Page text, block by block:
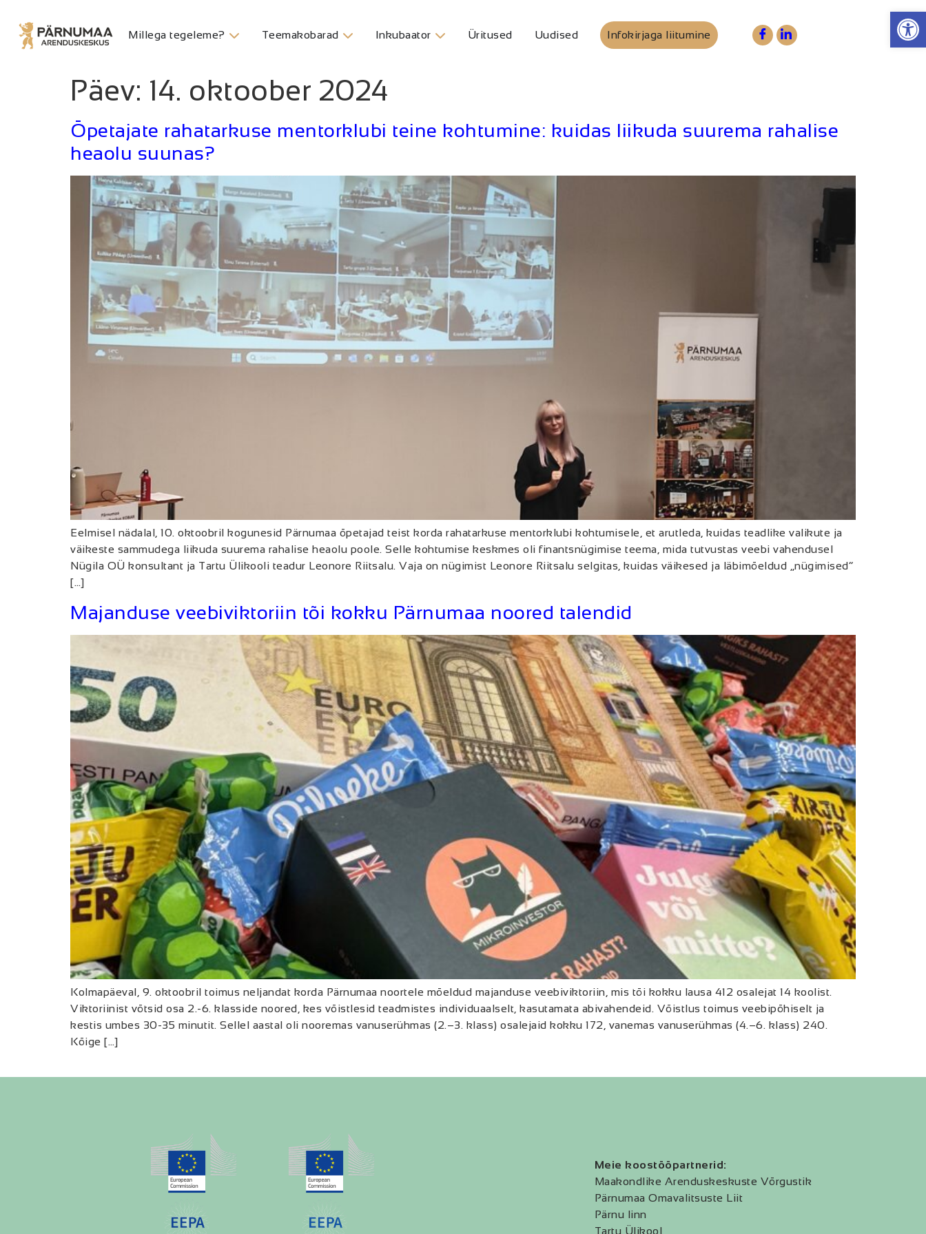
Millega tegeleme? Teemakobarad Inkubaator Üritused Uudised Infokirjaga liitumine
Päev: 14. oktoober 2024
Õpetajate rahatarkuse mentorklubi teine kohtumine: kuidas liikuda suurema rahalise
heaolu suunas?
Eelmisel nädalal, 10. oktoobril kogunesid Pärnumaa õpetajad teist korda rahatarkuse mentorklubi kohtumisele, et arutleda, kuidas teadlike valikute ja
väikeste sammudega liikuda suurema rahalise heaolu poole. Selle kohtumise keskmes oli finantsnügimise teema, mida tutvustas veebi vahendusel
Nügila OÜ konsultant ja Tartu Ülikooli teadur Leonore Riitsalu. Vaja on nügimist Leonore Riitsalu selgitas, kuidas väikesed ja läbimõeldud „nügimised”
[…]
Majanduse veebiviktoriin tõi kokku Pärnumaa noored talendid
Kolmapäeval, 9. oktoobril toimus neljandat korda Pärnumaa noortele mõeldud majanduse veebiviktoriin, mis tõi kokku lausa 412 osalejat 14 koolist.
Viktoriinist võtsid osa 2.-6. klasside noored, kes võistlesid teadmistes individuaalselt, kasutamata abivahendeid. Võistlus toimus veebipõhiselt ja
kestis umbes 30-35 minutit. Sellel aastal oli nooremas vanuserühmas (2.–3. klass) osalejaid kokku 172, vanemas vanuserühmas (4.–6. klass) 240.
Kõige […]
Meie koostööpartnerid:
Maakondlike Arenduskeskuste Võrgustik
Pärnumaa Omavalitsuste Liit
Pärnu linn
Tartu Ülikool